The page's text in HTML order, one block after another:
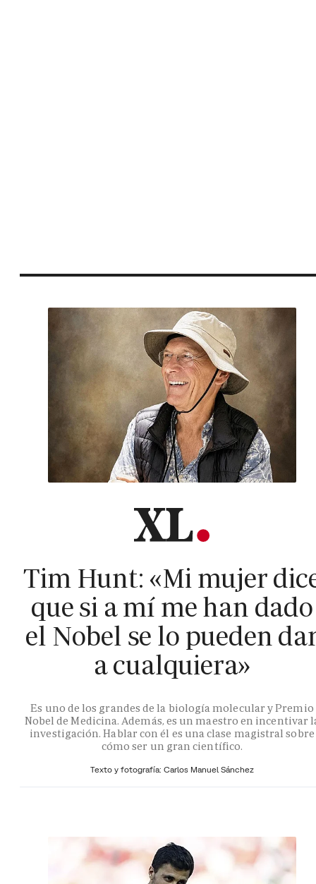
Tim Hunt: «Mi mujer
que si a mí me han dado
el Nobel se lo pueden
a cualquiera»
Es uno de los grandes de la biología molecular y Premio
Nobel de Medicina. Además, es un maestro en incentivar
investigación. Hablar con él es una clase magistral sobre
cómo ser un gran científico.
Texto y fotografía: Carlos Manuel Sánchez